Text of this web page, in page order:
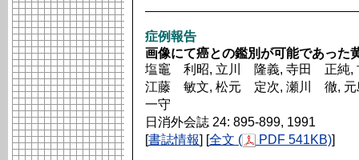
症例報告
画像にて癌との鑑別が可能であった
塩竈 利昭, 立川 隆義, 寺田 正純
江藤 敏文, 松元 定次, 瀬川 徹,
一守
日消外会誌 24: 895-899, 1991
[書誌情報] [全文 ( PDF 541KB)]